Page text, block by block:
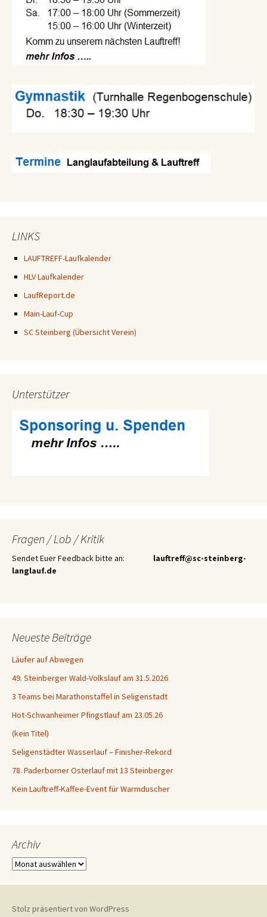
LINKS
LAUFTREFF-Laufkalender
HLV Laufkalender
LaufReport.de
Main-Lauf-Cup
SC Steinberg (Übersicht Verein)
Unterstützer
Fragen / Lob / Kritik
Sendet Euer Feedback bitte an: lauftreff@sc-steinberg-
langlauf.de
Neueste Beiträge
Läufer auf Abwegen
49. Steinberger Wald-Volkslauf am 31.5.2026
3 Teams bei Marathonstaffel in Seligenstadt
Hot-Schwanheimer Pfingstlauf am 23.05.26
(kein Titel)
Seligenstädter Wasserlauf – Finisher-Rekord
78. Paderborner Osterlauf mit 13 Steinberger
Kein Lauftreff-Kaffee-Event für Warmduscher
Archiv
Archiv
Stolz präsentiert von WordPress